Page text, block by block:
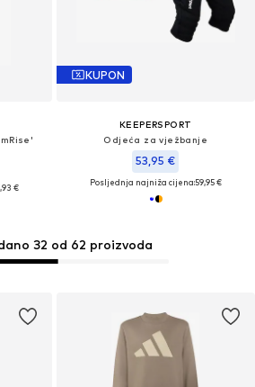
€
KUPON
KEEPERSPORT
Odjeća za vježbanje
53,95 €
Posljednja najniža cijena:59,95 €
32 od 62 proizvoda